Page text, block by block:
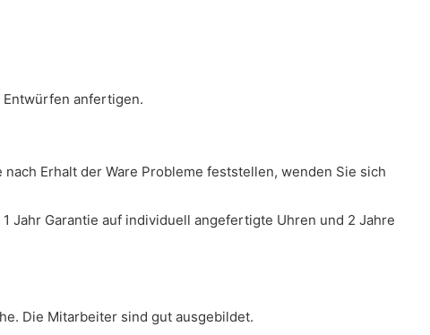
anfertigen.
Erhalt der Ware Probleme feststellen, wenden Sie sich
Jahr Garantie auf individuell angefertigte Uhren und 2 Jahre
Die Mitarbeiter sind gut ausgebildet.